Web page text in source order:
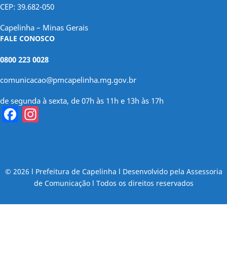
CEP: 39.682-050
Capelinha – Minas Gerais
FALE CONOSCO
0800 223 0028
comunicacao@pmcapelinha.mg.gov.br
de segunda à sexta, de 07h às 11h e 13h às 17h
Facebook
© 2026 l Prefeitura de Capelinha l Desenvolvido pela Assessoria
de Comunicação l Todos os direitos reservados